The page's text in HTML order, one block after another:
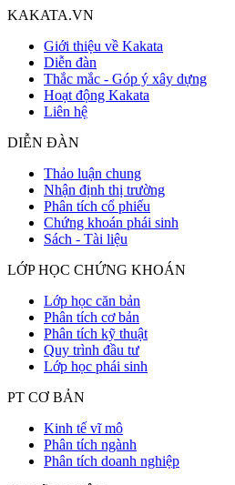
KAKATA.VN
Giới thiệu về Kakata
Diễn đàn
Thắc mắc - Góp ý xây dựng
Hoạt động Kakata
Liên hệ
DIỄN ĐÀN
Thảo luận chung
Nhận định thị trường
Phân tích cổ phiếu
Chứng khoán phái sinh
Sách - Tài liệu
LỚP HỌC CHỨNG KHOÁN
Lớp học căn bản
Phân tích cơ bản
Phân tích kỹ thuật
Quy trình đầu tư
Lớp học phái sinh
PT CƠ BẢN
Kinh tế vĩ mô
Phân tích ngành
Phân tích doanh nghiệp